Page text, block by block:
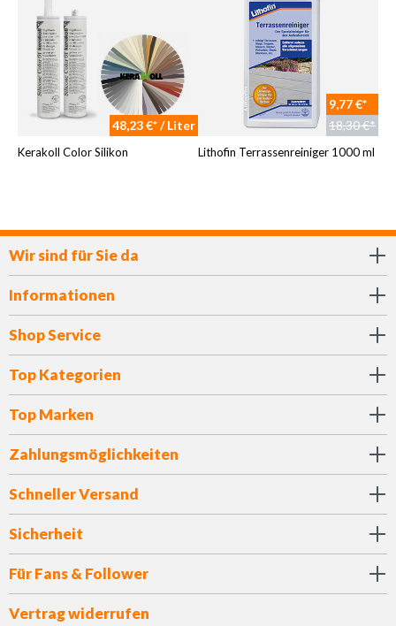
48,23 €* / Liter
Kerakoll Color Silikon
9,77 €*
18,30 €*
Lithofin Terrassenreiniger 1000 ml
Wir sind für Sie da
Informationen
Shop Service
Top Kategorien
Top Marken
Zahlungsmöglichkeiten
Schneller Versand
Sicherheit
Für Fans & Follower
Vertrag widerrufen